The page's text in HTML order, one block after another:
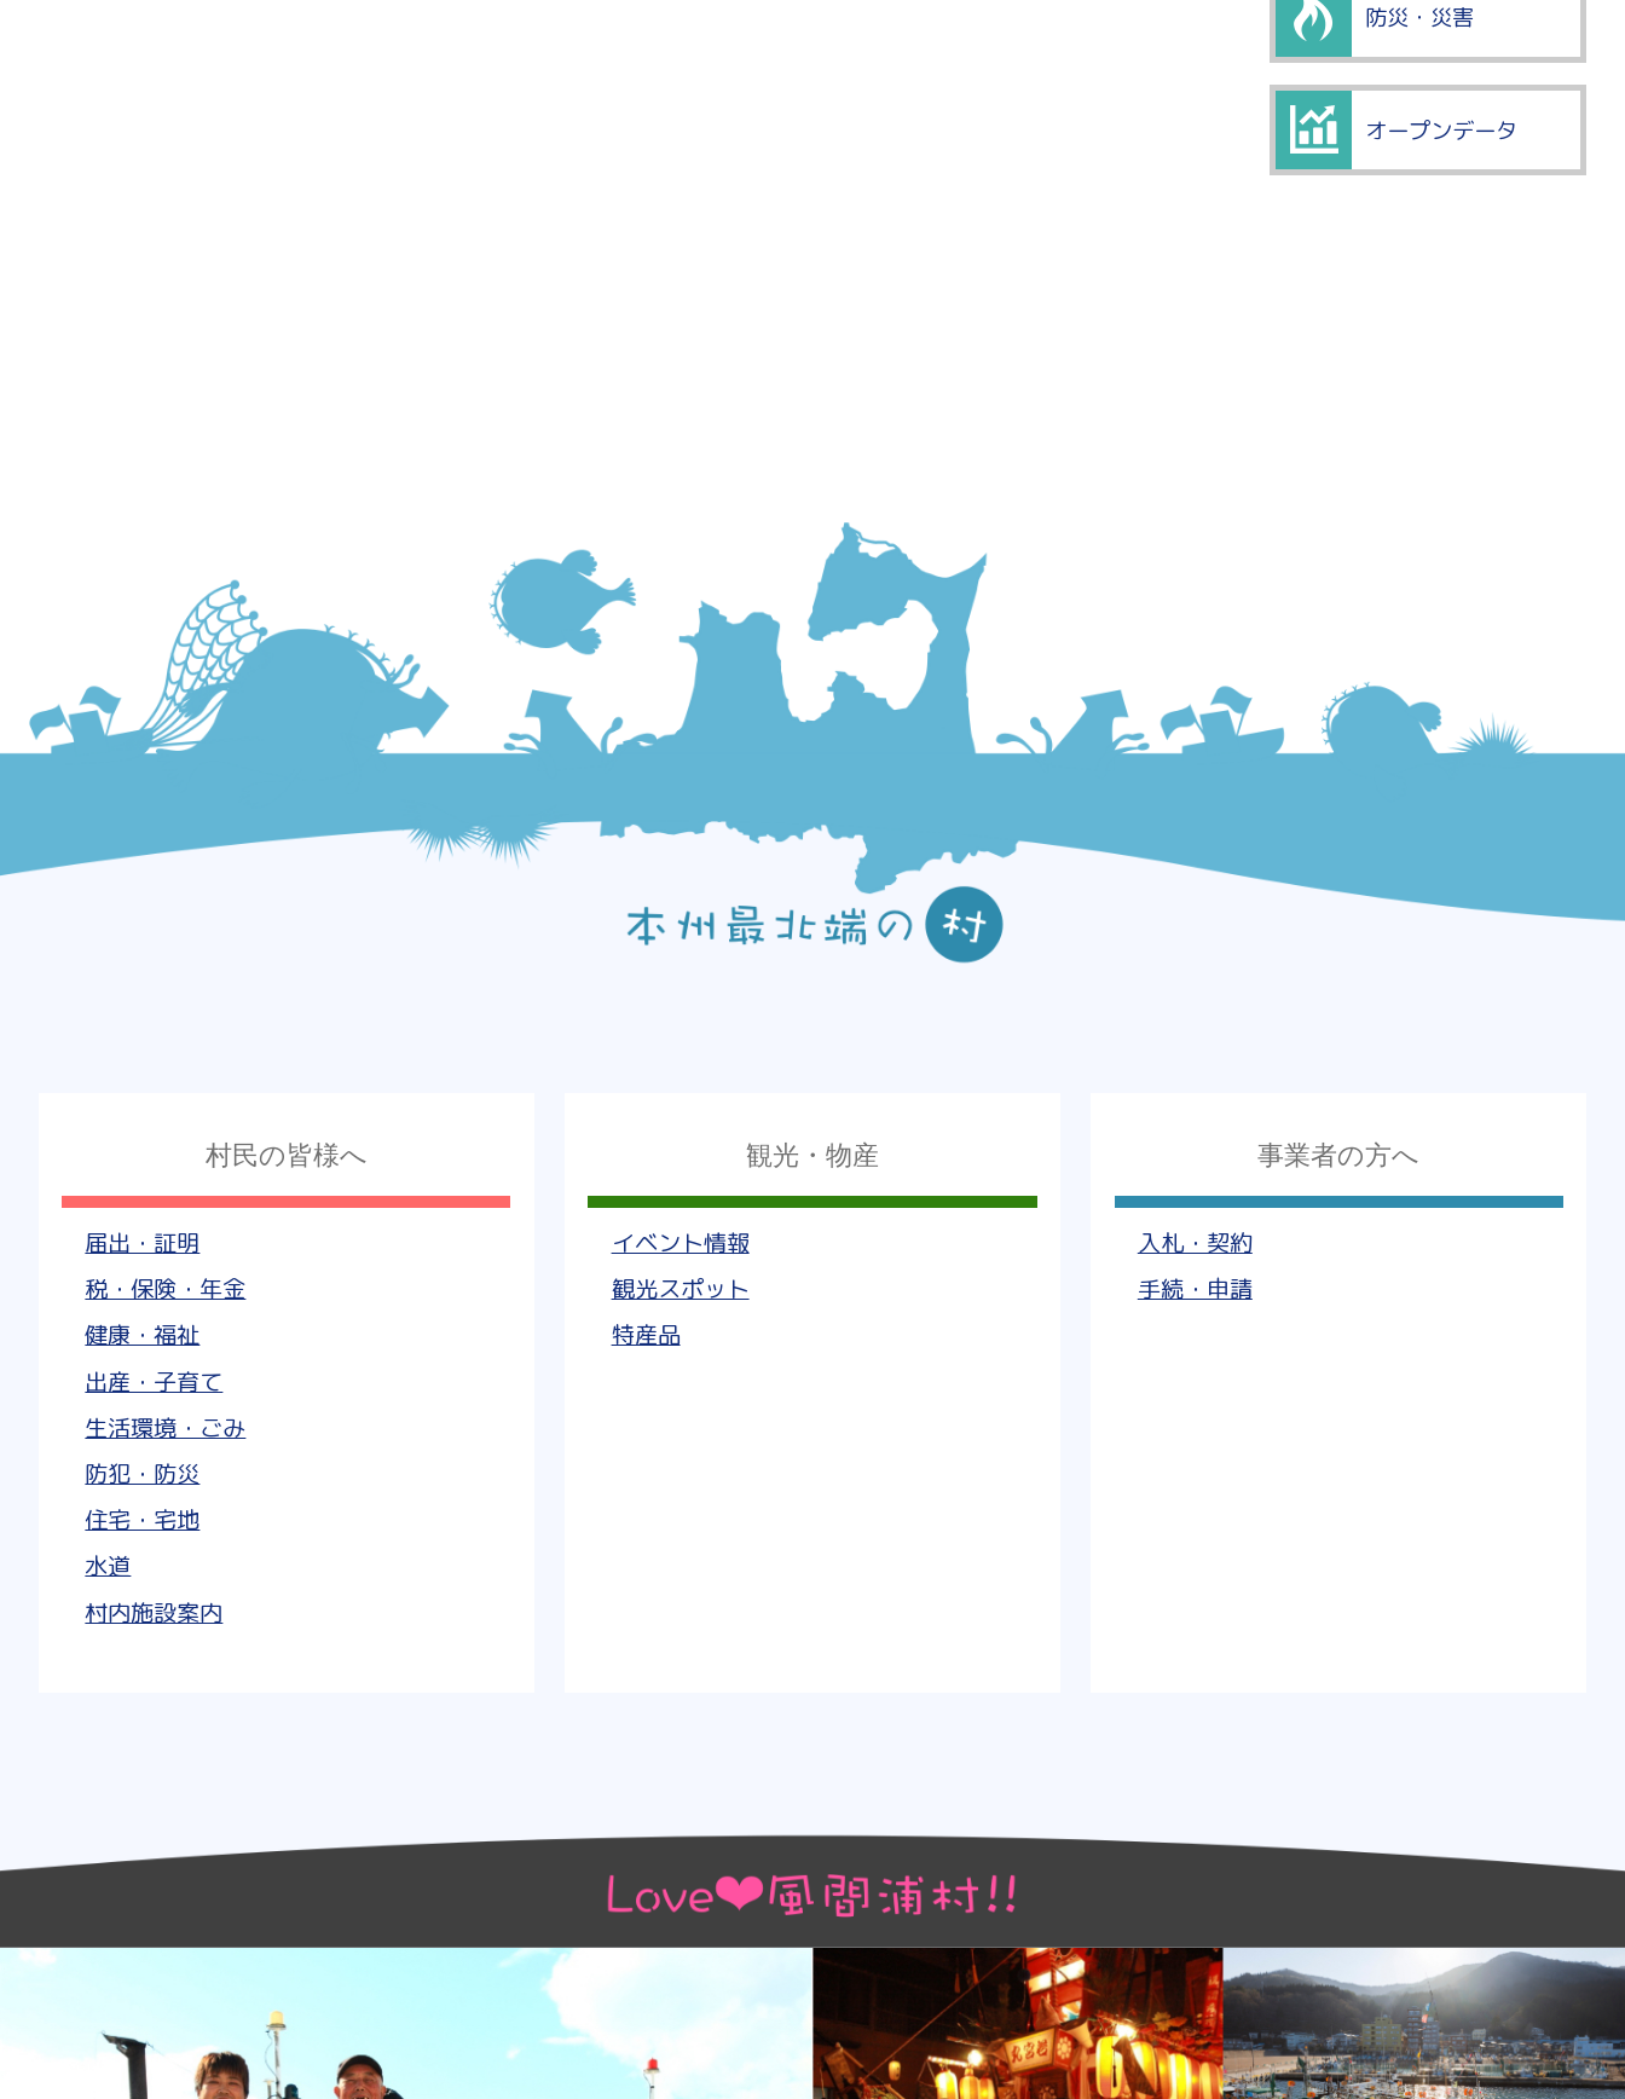
防災・災害
オープンデータ
村民の皆様へ
届出・証明
税・保険・年金
健康・福祉
出産・子育て
生活環境・ごみ
防犯・防災
住宅・宅地
水道
村内施設案内
観光・物産
イベント情報
観光スポット
特産品
事業者の方へ
入札・契約
手続・申請